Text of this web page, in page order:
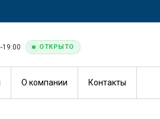
ОТКРЫТО
О компании Контакты